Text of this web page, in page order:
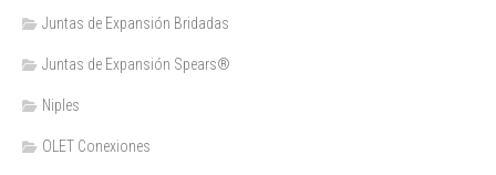
Juntas de Expansión Bridadas
Juntas de Expansión Spears®
Niples
OLET Conexiones